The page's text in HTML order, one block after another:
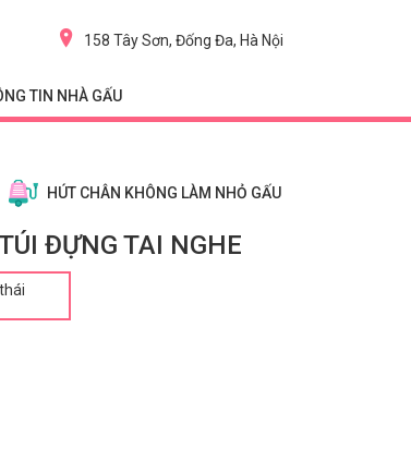
158 Tây Sơn, Đống Đa, Hà Nội
TIN NHÀ GẤU
HÚT CHÂN KHÔNG LÀM NHỎ GẤU
ĐỰNG TAI NGHE